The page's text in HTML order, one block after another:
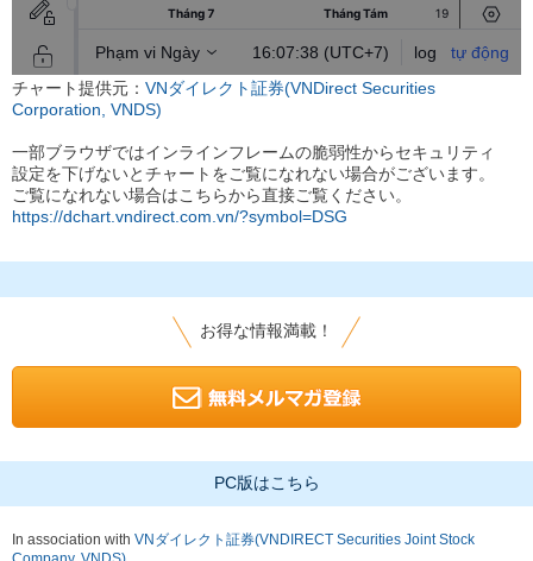
チャート提供元： VNダイレクト証券(VNDirect Securities
Corporation, VNDS)
一部ブラウザではインラインフレームの脆弱性からセキュリティ
設定を下げないとチャートをご覧になれない場合がございます。
ご覧になれない場合はこちらから直接ご覧ください。
https://dchart.vndirect.com.vn/?symbol=DSG
お得な情報満載！
PC版はこちら
In association with VNダイレクト証券(VNDIRECT Securities Joint Stock